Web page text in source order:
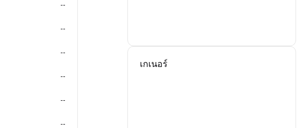
--
--
--
--
--
--
เกเนอร์